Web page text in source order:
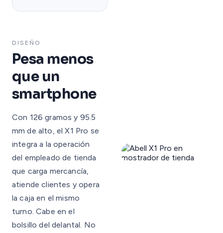
DISEÑO
Pesa menos
que un
smartphone
Con 126 gramos y 95.5
mm de alto, el X1 Pro se
integra a la operación
del empleado de tienda
que carga mercancía,
atiende clientes y opera
la caja en el mismo
turno. Cabe en el
bolsillo del delantal. No